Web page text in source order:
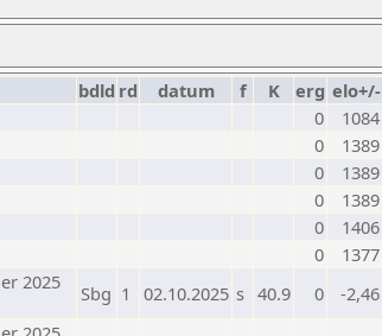
bdld rd datum f K erg elo+/-
0
1084
0
1389
0
1389
0
1389
0
1406
0
1377
2025
Sbg 1 02.10.2025 s 40.9 0 -2,46